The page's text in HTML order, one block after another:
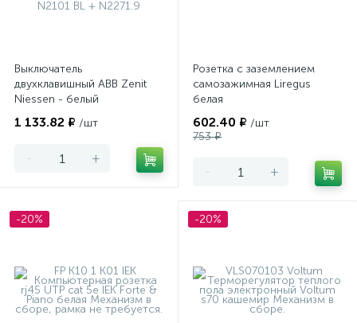
Выключатель
двухклавишный ABB Zenit
Niessen - белый
1 133.82 ₽ /шт
- +
Розетка с заземлением
самозажимная Liregus
белая
602.40 ₽ /шт
753 ₽
- +
-20% -20%